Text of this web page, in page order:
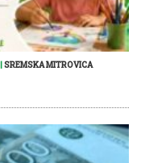
SREMSKA MITROVICA